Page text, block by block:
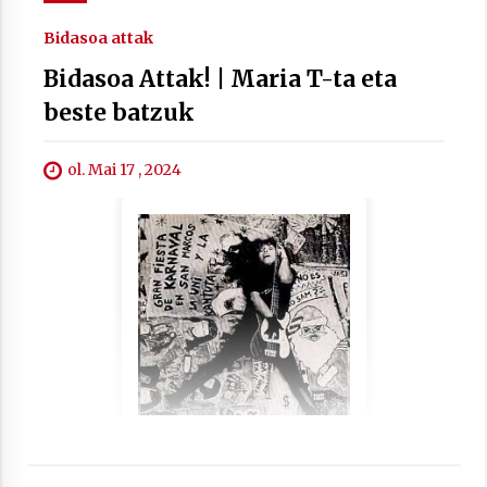
Bidasoa attak
Bidasoa Attak! | Maria T-ta eta
beste batzuk
ol. Mai 17 , 2024